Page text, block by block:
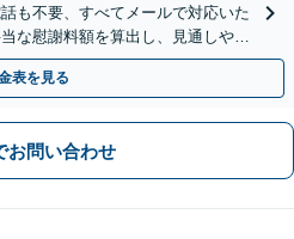
も不要、すべてメールで対応いた
な慰謝料額を算出し、見通しや費
サポートします。
表を見る
お問い合わせ